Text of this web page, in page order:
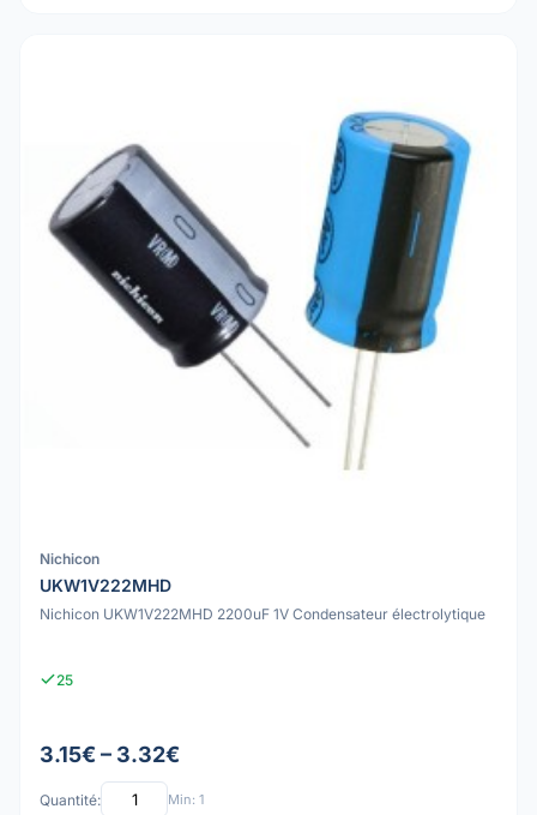
Nichicon
UKW1V222MHD
Nichicon UKW1V222MHD 2200uF 1V Condensateur électrolytique
25
3.15€ – 3.32€
Quantité: Min: 1